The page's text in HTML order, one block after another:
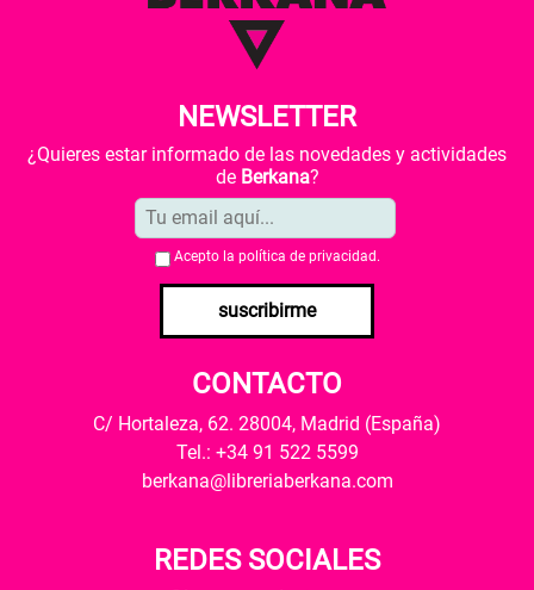
NEWSLETTER
¿Quieres estar informado de las novedades y actividades
de Berkana?
Acepto la política de privacidad .
suscribirme
CONTACTO
C/ Hortaleza, 62. 28004, Madrid (España)
Tel.: +34 91 522 5599
berkana@libreriaberkana.com
REDES SOCIALES